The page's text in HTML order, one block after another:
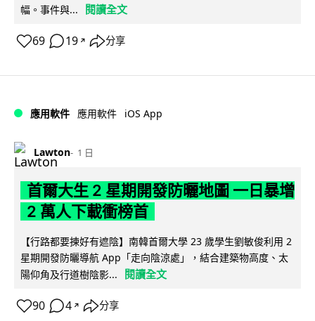
幅。事件與...
閱讀全文
69 19 ↗ 分享
應用軟件 應用軟件 iOS App
Lawton 1 日
首爾大生 2 星期開發防曬地圖 一日暴增
2 萬人下載衝榜首
【行路都要揀好有遮陰】南韓首爾大學 23 歲學生劉敏俊利用 2
星期開發防曬導航 App「走向陰涼處」，結合建築物高度、太
陽仰角及行道樹陰影...
閱讀全文
90 4 ↗ 分享